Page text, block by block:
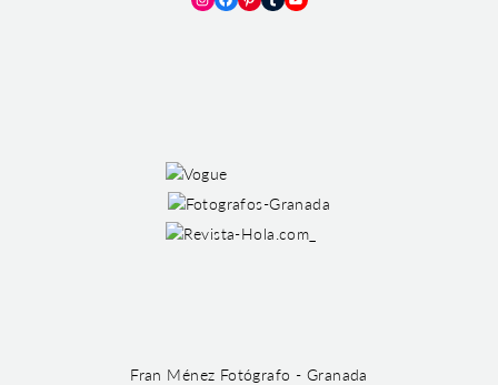
Instagram
Facebook
Pinterest
TumblrYouTube
Fran Ménez Fotógrafo - Granada